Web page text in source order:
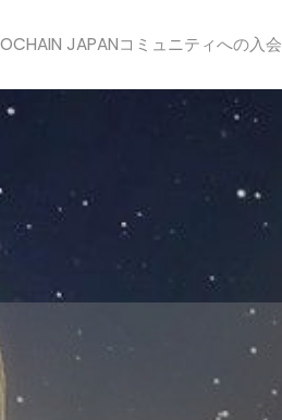
JAPANコミュニティへの入会